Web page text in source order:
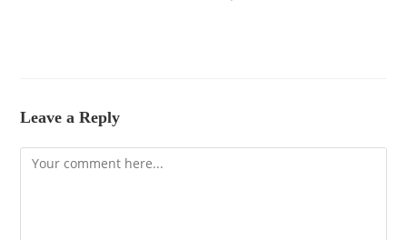
Leave a Reply